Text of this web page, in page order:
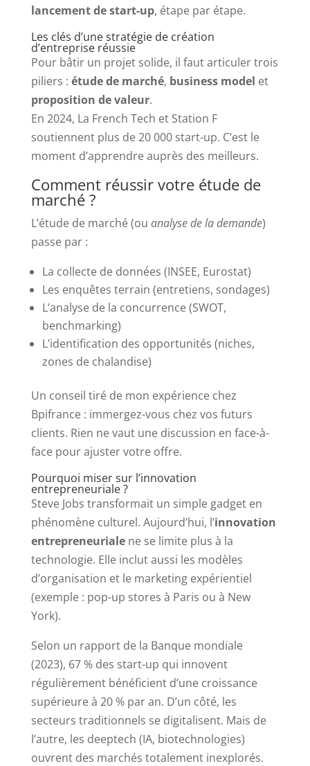
lancement de start-up, étape par étape.
Les clés d’une stratégie de création
d’entreprise réussie
Pour bâtir un projet solide, il faut articuler trois
piliers : étude de marché, business model et
proposition de valeur.
En 2024, La French Tech et Station F
soutiennent plus de 20 000 start-up. C’est le
moment d’apprendre auprès des meilleurs.
Comment réussir votre étude de
marché ?
L’étude de marché (ou analyse de la demande)
passe par :
La collecte de données (INSEE, Eurostat)
Les enquêtes terrain (entretiens, sondages)
L’analyse de la concurrence (SWOT,
benchmarking)
L’identification des opportunités (niches,
zones de chalandise)
Un conseil tiré de mon expérience chez
Bpifrance : immergez-vous chez vos futurs
clients. Rien ne vaut une discussion en face-à-
face pour ajuster votre offre.
Pourquoi miser sur l’innovation
entrepreneuriale ?
Steve Jobs transformait un simple gadget en
phénomène culturel. Aujourd’hui, l’innovation
entrepreneurialene se limite plus à la
technologie. Elle inclut aussi les modèles
d’organisation et le marketing expérientiel
(exemple : pop-up stores à Paris ou à New
York).
Selon un rapport de la Banque mondiale
(2023), 67 % des start-up qui innovent
régulièrement bénéficient d’une croissance
supérieure à 20 % par an. D’un côté, les
secteurs traditionnels se digitalisent. Mais de
l’autre, les deeptech (IA, biotechnologies)
ouvrent des marchés totalement inexplorés.